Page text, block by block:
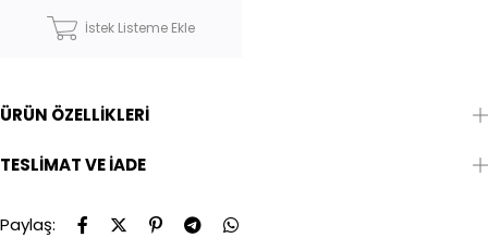
İstek Listeme Ekle
ÜRÜN ÖZELLIKLERI
TESLIMAT VE İADE
Paylaş: